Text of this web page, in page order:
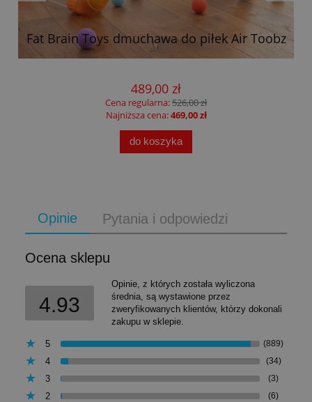
Fat Brain Toys dmuchawa do piłek Air Toobz
489,00 zł
Cena regularna:526,00 zł
Najniższa cena:469,00 zł
do koszyka
Opinie Pytania i odpowiedzi
Ocena sklepu
4.93
Opinie, z których została wyliczona
średnia, są wystawione przez
zweryfikowanych klientów, którzy dokonali
zakupu w sklepie.
5 (889)
4 (34)
3 (3)
2 (6)